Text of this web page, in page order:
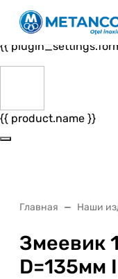
Close
{{
{{
{{ product.name }}
Главная Наши
Змеевик
D=135мм